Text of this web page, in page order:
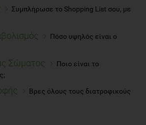
Συμπλήρωσε το Shopping List σου, με
Πόσο υψηλός είναι ο
Σώματος
Ποιο είναι το
Βρες όλους τους διατροφικούς